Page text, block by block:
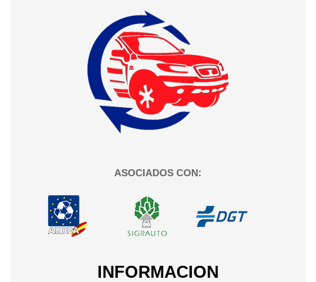
ASOCIADOS CON:
INFORMACION